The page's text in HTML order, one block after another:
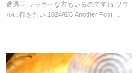
遭遇♡ ラッキーな方もいるのですね ソウ
ルに行きたい 2024/6/6 Another Post ...